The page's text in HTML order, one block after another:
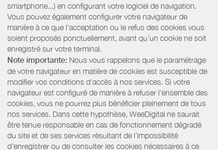
smartphone...) en configurant votre logiciel de navigation.
Vous pouvez également configurer votre navigateur de
manière à ce que l’acceptation ou le refus des cookies vous
soient proposés ponctuellement, avant qu’un cookie ne soit
enregistré sur votre terminal.
Note importante: Nous vous rappelons que le paramétrage
de votre navigateur en matière de cookies est susceptible de
modifier vos conditions d'accès à nos services. Si votre
navigateur est configuré de manière à refuser l'ensemble des
cookies, vous ne pourrez plus bénéficier pleinement de tous
nos services. Dans cette hypothèse, WeeDigital ne saurait
être tenue responsable en cas de fonctionnement dégradé
du site et de ses services résultant de l’impossibilité
d’enregistrer ou de consulter les cookies nécessaires à ce